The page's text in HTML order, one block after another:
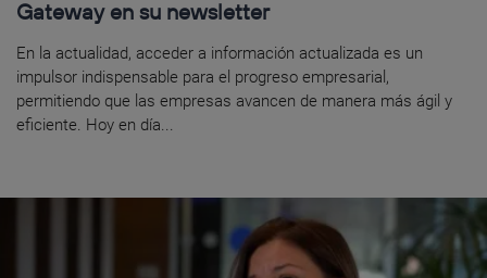
Gateway en su newsletter
En la actualidad, acceder a información actualizada es un
impulsor indispensable para el progreso empresarial,
permitiendo que las empresas avancen de manera más ágil y
eficiente. Hoy en día...